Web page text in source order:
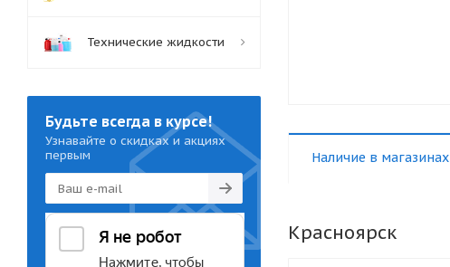
Наличие в магазинах
Красноярск
Технические жидкости
Будьте всегда в курсе!
Узнавайте о скидках и акциях
первым